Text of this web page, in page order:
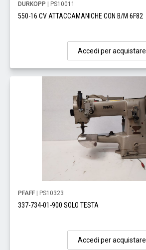
DURKOPP | PS10011
550-16 CV ATTACCAMANICHE CON B/M 6F82
Accedi per acquistare
PFAFF | PS10323
337-734-01-900 SOLO TESTA
Accedi per acquistare